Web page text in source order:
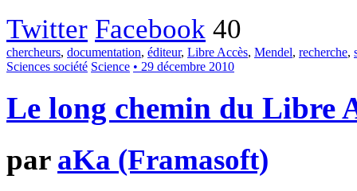
Twitter Facebook 40
chercheurs, documentation, éditeur, Libre Accès, Mendel, recherche,
Sciences société Science • 29 décembre 2010
Le long chemin du Libre
par aKa (Framasoft)